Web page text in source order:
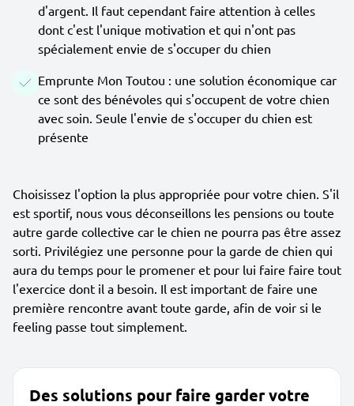
d'argent. Il faut cependant faire attention à celles
dont c'est l'unique motivation et qui n'ont pas
spécialement envie de s'occuper du chien
Emprunte Mon Toutou : une solution économique car
ce sont des bénévoles qui s'occupent de votre chien
avec soin. Seule l'envie de s'occuper du chien est
présente
Choisissez l'option la plus appropriée pour votre chien. S'il
est sportif, nous vous déconseillons les pensions ou toute
autre garde collective car le chien ne pourra pas être assez
sorti. Privilégiez une personne pour la garde de chien qui
aura du temps pour le promener et pour lui faire faire tout
l'exercice dont il a besoin. Il est important de faire une
première rencontre avant toute garde, afin de voir si le
feeling passe tout simplement.
Des solutions pour faire garder votre